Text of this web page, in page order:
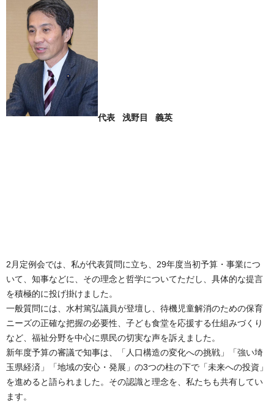
代表 浅野目 義英
2月定例会では、私が代表質問に立ち、29年度当初予算・事業につ
いて、知事などに、その理念と哲学についてただし、具体的な提言
を積極的に投げ掛けました。
一般質問には、水村篤弘議員が登壇し、待機児童解消のための保育
ニーズの正確な把握の必要性、子ども食堂を応援する仕組みづくり
など、福祉分野を中心に県民の切実な声を訴えました。
新年度予算の審議で知事は、「人口構造の変化への挑戦」「強い埼
玉県経済」「地域の安心・発展」の3つの柱の下で「未来への投資」
を進めると語られました。その認識と理念を、私たちも共有してい
ます。